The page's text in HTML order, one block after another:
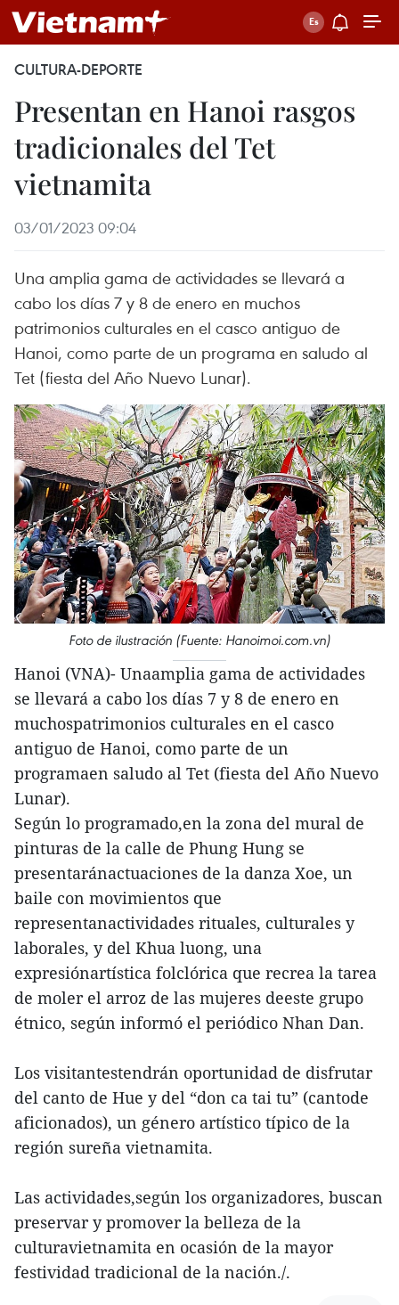
CULTURA-DEPORTE
Presentan en Hanoi rasgos
tradicionales del Tet
vietnamita
03/01/2023 09:04
Una amplia gama de actividades se llevará a
cabo los días 7 y 8 de enero en muchos
patrimonios culturales en el casco antiguo de
Hanoi, como parte de un programa en saludo al
Tet (fiesta del Año Nuevo Lunar).
Foto de ilustración (Fuente: Hanoimoi.com.vn)
Hanoi (VNA)- Unaamplia gama de actividades
se llevará a cabo los días 7 y 8 de enero en
muchospatrimonios culturales en el casco
antiguo de Hanoi, como parte de un
programaen saludo al Tet (fiesta del Año Nuevo
Lunar).
Según lo programado,en la zona del mural de
pinturas de la calle de Phung Hung se
presentaránactuaciones de la danza Xoe, un
baile con movimientos que
representanactividades rituales, culturales y
laborales, y del Khua luong, una
expresiónartística folclórica que recrea la tarea
de moler el arroz de las mujeres deeste grupo
étnico, según informó el periódico Nhan Dan.
Los visitantestendrán oportunidad de disfrutar
del canto de Hue y del “don ca tai tu” (cantode
aficionados), un género artístico típico de la
región sureña vietnamita.
Las actividades,según los organizadores, buscan
preservar y promover la belleza de la
culturavietnamita en ocasión de la mayor
festividad tradicional de la nación./.